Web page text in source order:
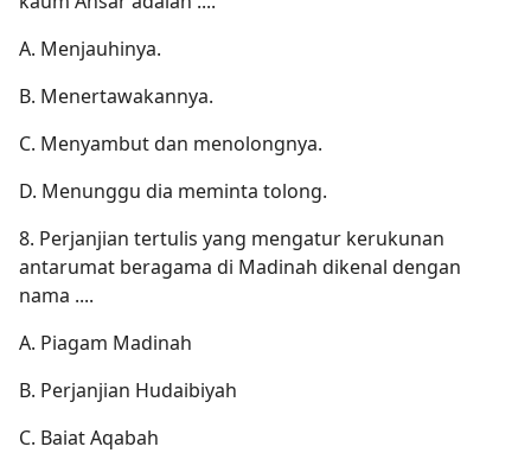
A. Menjauhinya.
B. Menertawakannya.
C. Menyambut dan menolongnya.
D. Menunggu dia meminta tolong.
8. Perjanjian tertulis yang mengatur kerukunan
antarumat beragama di Madinah dikenal dengan
nama ....
A. Piagam Madinah
B. Perjanjian Hudaibiyah
C. Baiat Aqabah